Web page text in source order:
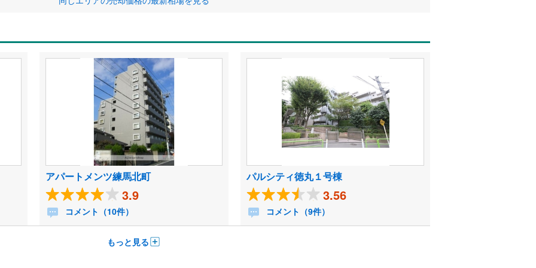
アパートメンツ練馬北町
3.9
コメント（10件）
パルシティ徳丸１号棟
3.56
コメント（9件）
もっと見る